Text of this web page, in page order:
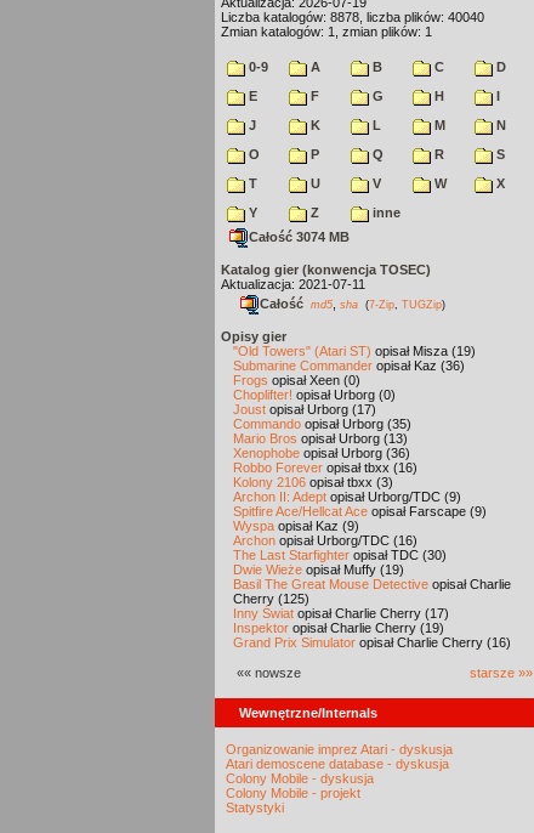
Liczba katalogów: 8878, liczba plików: 40040
Zmian katalogów: 1, zmian plików: 1
0-9 A B C
D
E
F G H
I
J
K L M
N
O
P Q R
S
T
U V W
X
Y
Z
inne
Całość 3074 MB
Katalog gier (konwencja TOSEC)
Aktualizacja: 2021-07-11
Całość md5 sha (7-Zip TUGZip)
Opisy gier
"Old Towers" (Atari ST) opisał Misza (19)
Submarine Commander opisał Kaz (36)
Frogs opisał Xeen (0)
Choplifter! opisał Urborg (0)
Joust opisał Urborg (17)
Commando opisał Urborg (35)
Mario Bros opisał Urborg (13)
Xenophobe opisał Urborg (36)
Robbo Forever opisał tbxx (16)
Kolony 2106 opisał tbxx (3)
Archon II: Adept opisał Urborg/TDC (9)
Spitfire Ace/Hellcat Ace opisał Farscape (9)
Wyspa opisał Kaz (9)
Archon opisał Urborg/TDC (16)
The Last Starfighter opisał TDC (30)
Dwie Wieże opisał Muffy (19)
Basil The Great Mouse Detective opisał Charlie
Cherry (125)
Inny Świat opisał Charlie Cherry (17)
Inspektor opisał Charlie Cherry (19)
Grand Prix Simulator opisał Charlie Cherry (16)
«« nowsze starsze »»
Wewnętrzne/Internals
Organizowanie imprez Atari - dyskusja
Atari demoscene database - dyskusja
Colony Mobile - dyskusja
Colony Mobile - projekt
Statystyki